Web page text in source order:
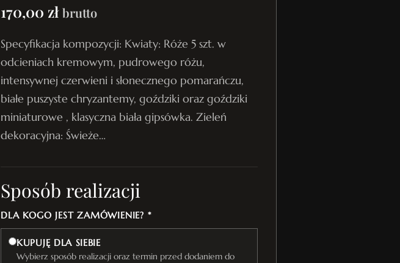
170,00 zł brutto
Specyfikacja kompozycji: Kwiaty: Róże 5 szt. w
odcieniach kremowym, pudrowego różu,
intensywnej czerwieni i słonecznego pomarańczu,
białe puszyste chryzantemy, goździki oraz goździki
miniaturowe , klasyczna biała gipsówka. Zieleń
dekoracyjna: Świeże…
Sposób realizacji
DLA KOGO JEST ZAMÓWIENIE? *
KUPUJĘ DLA SIEBIE
Wybierz sposób realizacji oraz termin przed dodaniem do